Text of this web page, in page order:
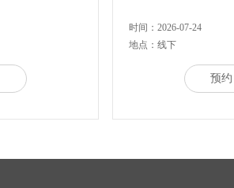
时间：2026-07-24
地点：线下
预约